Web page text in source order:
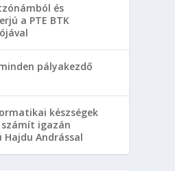
és
a PTE BTK
pályakezdő
készségek
igazán
Hajdu Andrással